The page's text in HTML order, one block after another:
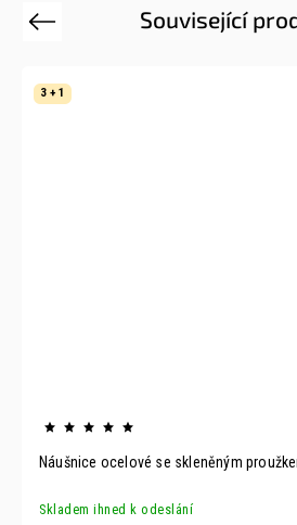
Související
Previous
3 + 1
Náušnice ocelové se skleněným
Skladem ihned k odeslání